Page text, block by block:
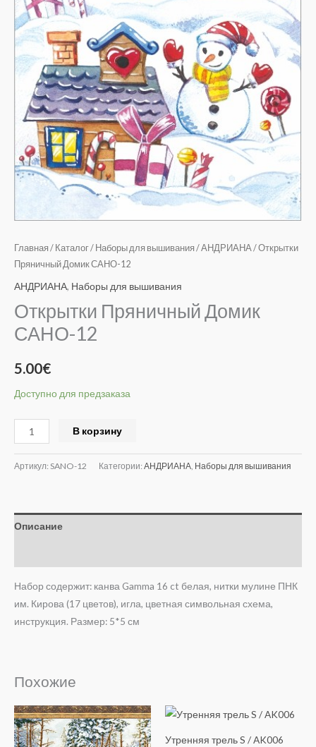
Главная / Каталог/ Наборы для вышивания /АНДРИАНА/ Открытки
Пряничный Домик САНО-12
АНДРИАНА, Наборы для вышивания
Открытки Пряничный Домик
САНО-12
5.00€
Доступно для предзаказа
В корзину
Артикул: SANO-12 Категории: АНДРИАНА Наборы для вышивания
Описание
Набор содержит: канва Gamma 16 ct белая, нитки мулине ПНК
им. Кирова (17 цветов), игла, цветная символьная схема,
инструкция. Размер: 5*5 см
Похожие
Утренняя трель S / AK006